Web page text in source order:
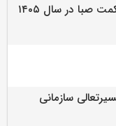
پازل موفقیت شرکت بیمه حکمت صبا در سال ۱۴۰۵
سازمانی